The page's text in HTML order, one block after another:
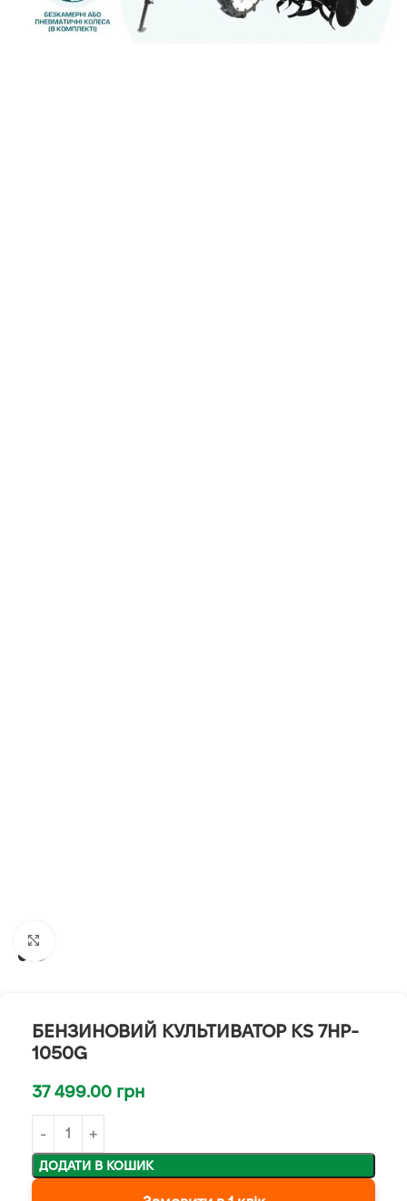
БЕНЗИНОВИЙ КУЛЬТИВАТОР KS 7HP-
1050G
37 499.00 грн
ДОДАТИ В КОШИК